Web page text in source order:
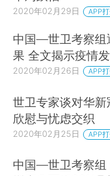
2020年02月29日 APP
中国—世卫考察组
果 全文揭示疫情
2020年02月26日 APP
世卫专家谈对华
欣慰与忧虑交织
2020年02月25日 APP
中国—世卫考察组